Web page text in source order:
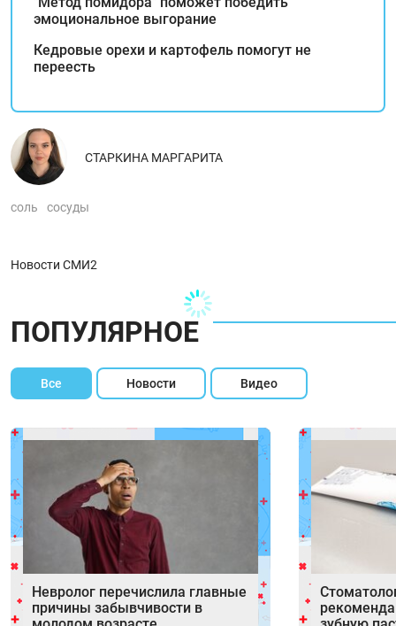
эмоциональное выгорание
Кедровые орехи и картофель помогут не
переесть
СТАРКИНА МАРГАРИТА
соль сосуды
Новости СМИ2
ПОПУЛЯРНОЕ
Все Новости Видео
Невролог перечислила главные
причины забывчивости в